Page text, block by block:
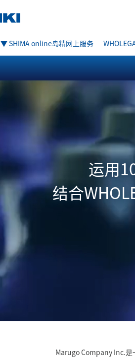
▼ SHIMA online岛精网上服务
运用
结合
Marugo Company Inc.是